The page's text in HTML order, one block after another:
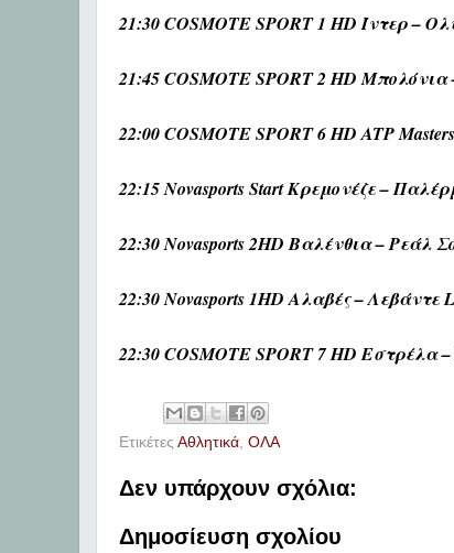
21:30 COSMOTE SPORT 1 HD Ίντερ –
21:45 COSMOTE SPORT 2 HD
22:00 COSMOTE SPORT 6 HD ATP
22:15 Novasports Start Κρεμονέζε –
22:30 Novasports 2HD Βαλένθια – Ρεάλ
22:30 Novasports 1HD Αλαβές – Λεβάντε
22:30 COSMOTE SPORT 7 HD Εστρέλα
Ετικέτες Αθλητικά, ΟΛΑ
Δεν υπάρχουν σχόλια:
Δημοσίευση σχολίου